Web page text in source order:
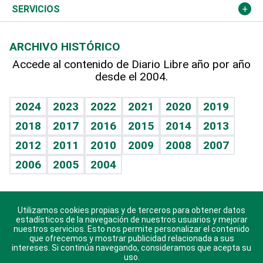
Resto del mundo
Economía personal
Podcast Arte Libre
Hablando con el pediatra
Vida y familia
Eñe
Celebrando la vida
Sin complejos
En pocas palabras
Escuchando al corazón
Economía Personal
Más deportes
Línea de hit
TBT Deportivo
Columnistas
Más firmas
Cambio climático
Opinión
Hecho en casa
Guía del dinero
SERVICIOS
Cumpleaños
Horóscopos
Crucigramas
ARCHIVO HISTÓRICO
Accede al contenido de Diario Libre año por año
desde el 2004.
2024 2023 2022 2021 2020
2019
2018
2017 2016 2015 2014
2013
2012
2011 2010 2009 2008
2007
2006
2005 2004
Descarga nuestras aplicaciones para Android, iOS y
sistema Huawei.
Utilizamos cookies propias y de terceros para obtener datos
estadísticos de la navegación de nuestros usuarios y mejorar
nuestros servicios. Esto nos permite personalizar el contenido
que ofrecemos y mostrar publicidad relacionada a sus
intereses. Si continúa navegando, consideramos que acepta su
uso.